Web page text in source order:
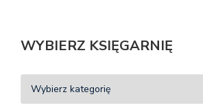
WYBIERZ KSIĘGARNIĘ